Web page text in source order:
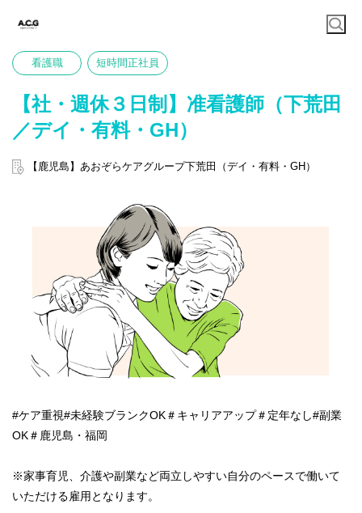
看護職 短時間正社員
【社・週休３日制】准看護師（下荒田
／デイ・有料・GH）
【鹿児島】あおぞらケアグループ下荒田（デイ・有料・GH）
#ケア重視#未経験ブランクOK＃キャリアアップ＃定年なし#副業
OK＃鹿児島・福岡
※家事育児、介護や副業など両立しやすい自分のペースで働いて
いただける雇用となります。